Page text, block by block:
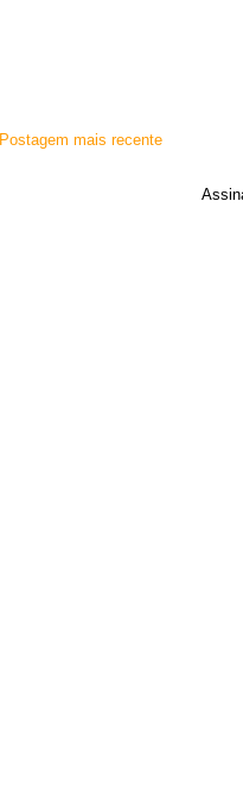
Postagem mais recente